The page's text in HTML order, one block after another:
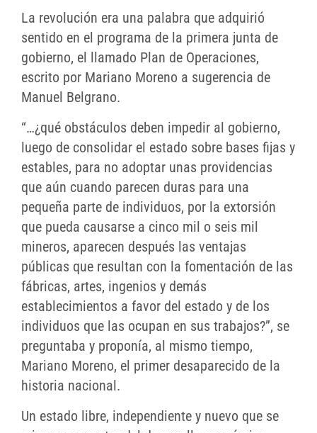
La revolución era una palabra que adquirió
sentido en el programa de la primera junta de
gobierno, el llamado Plan de Operaciones,
escrito por Mariano Moreno a sugerencia de
Manuel Belgrano.
“…¿qué obstáculos deben impedir al gobierno,
luego de consolidar el estado sobre bases fijas y
estables, para no adoptar unas providencias
que aún cuando parecen duras para una
pequeña parte de individuos, por la extorsión
que pueda causarse a cinco mil o seis mil
mineros, aparecen después las ventajas
públicas que resultan con la fomentación de las
fábricas, artes, ingenios y demás
establecimientos a favor del estado y de los
individuos que las ocupan en sus trabajos?”, se
preguntaba y proponía, al mismo tiempo,
Mariano Moreno, el primer desaparecido de la
historia nacional.
Un estado libre, independiente y nuevo que se